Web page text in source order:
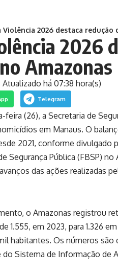
Violência 2026 destaca
2026
Amazonas
Atualizado há 07:38 hora(s)
Telegram
feira (26), a Secretaria de
em Manaus. O
2021, conforme divulgado
Segurança Pública (FBSP)
das ações realizadas
o Amazonas registrou
1.555, em 2023, para 1.326
habitantes. Os números
Sistema de Informação de